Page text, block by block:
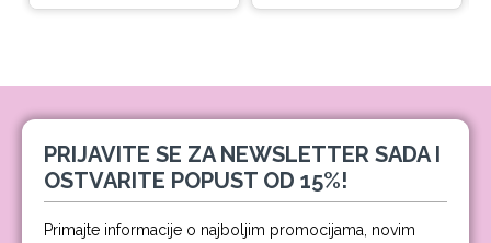
PRIJAVITE SE ZA NEWSLETTER SADA I
OSTVARITE POPUST OD 15%!
Primajte informacije o najboljim promocijama, novim